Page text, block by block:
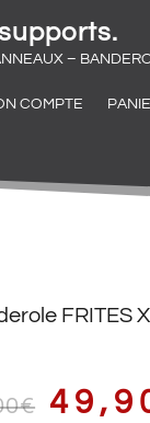
–
COMPTE
FRITES
€ LE